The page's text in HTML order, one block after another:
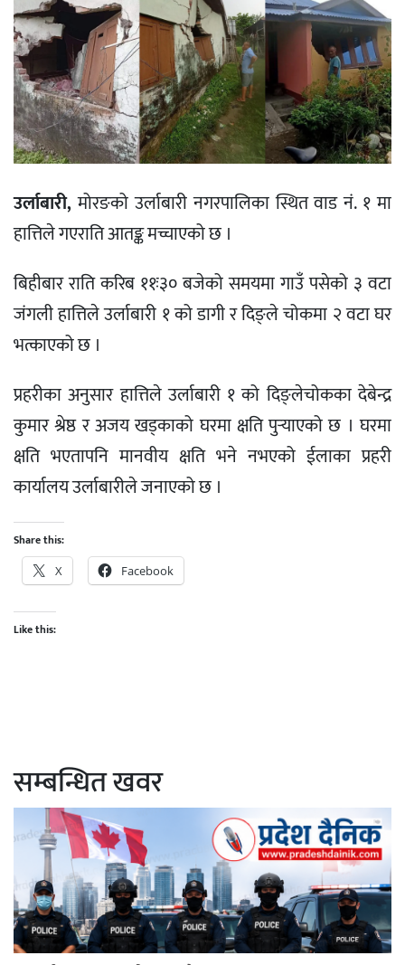
उर्लाबारी,मोरङको उर्लाबारी नगरपालिका स्थित वाड नं. १ मा
हात्तिले गएराति आतङ्क मच्चाएको छ ।
बिहीबार राति करिब ११ः३० बजेको समयमा गाउँ पसेको ३ वटा
जंगली हात्तिले उर्लाबारी १ को डागी र दिङ्ले चोकमा २ वटा घर
भत्काएको छ ।
प्रहरीका अनुसार हात्तिले उर्लाबारी १ को दिङ्लेचोकका देबेन्द्र
कुमार श्रेष्ठ र अजय खड्काको घरमा क्षति पुर्‍याएको छ । घरमा
क्षति भएतापनि मानवीय क्षति भने नभएको ईलाका प्रहरी
कार्यालय उर्लाबारीले जनाएको छ ।
Share this:
X Facebook
Like this:
सम्बन्धित खवर